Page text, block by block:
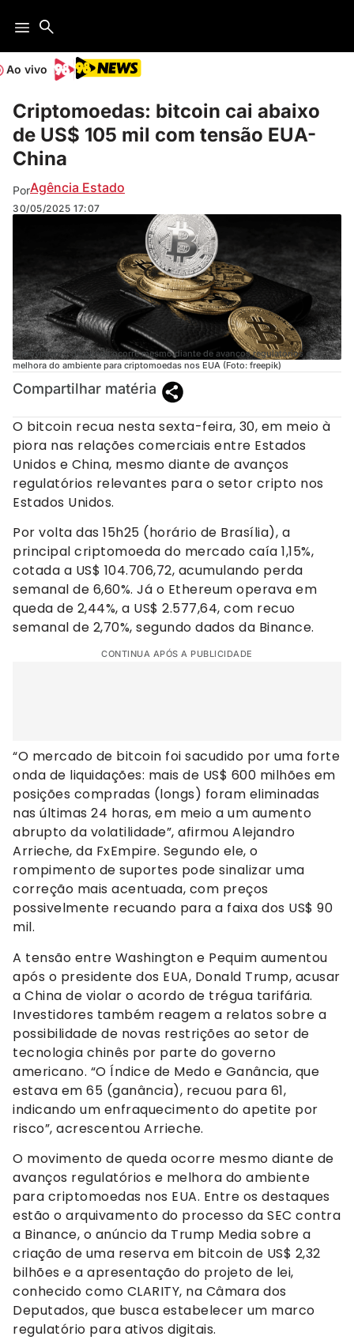
Ao vivo
Criptomoedas: bitcoin cai abaixo
de US$ 105 mil com tensão EUA-
China
PorAgência Estado
30/05/2025 17:07
O movimento de queda ocorre mesmo diante de avanços regulatórios e
melhora do ambiente para criptomoedas nos EUA (Foto: freepik)
Compartilhar matéria
O bitcoin recua nesta sexta-feira, 30, em meio à
piora nas relações comerciais entre Estados
Unidos e China, mesmo diante de avanços
regulatórios relevantes para o setor cripto nos
Estados Unidos.
Por volta das 15h25 (horário de Brasília), a
principal criptomoeda do mercado caía 1,15%,
cotada a US$ 104.706,72, acumulando perda
semanal de 6,60%. Já o Ethereum operava em
queda de 2,44%, a US$ 2.577,64, com recuo
semanal de 2,70%, segundo dados da Binance.
CONTINUA APÓS A PUBLICIDADE
“O mercado de bitcoin foi sacudido por uma forte
onda de liquidações: mais de US$ 600 milhões em
posições compradas (longs) foram eliminadas
nas últimas 24 horas, em meio a um aumento
abrupto da volatilidade”, afirmou Alejandro
Arrieche, da FxEmpire. Segundo ele, o
rompimento de suportes pode sinalizar uma
correção mais acentuada, com preços
possivelmente recuando para a faixa dos US$ 90
mil.
A tensão entre Washington e Pequim aumentou
após o presidente dos EUA, Donald Trump, acusar
a China de violar o acordo de trégua tarifária.
Investidores também reagem a relatos sobre a
possibilidade de novas restrições ao setor de
tecnologia chinês por parte do governo
americano. “O Índice de Medo e Ganância, que
estava em 65 (ganância), recuou para 61,
indicando um enfraquecimento do apetite por
risco”, acrescentou Arrieche.
O movimento de queda ocorre mesmo diante de
avanços regulatórios e melhora do ambiente
para criptomoedas nos EUA. Entre os destaques
estão o arquivamento do processo da SEC contra
a Binance, o anúncio da Trump Media sobre a
criação de uma reserva em bitcoin de US$ 2,32
bilhões e a apresentação do projeto de lei,
conhecido como CLARITY, na Câmara dos
Deputados, que busca estabelecer um marco
regulatório para ativos digitais.